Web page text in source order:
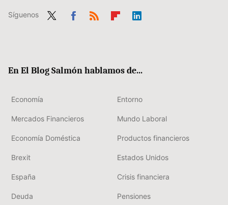
Síguenos
En El Blog Salmón hablamos de...
Economía Entorno
Mercados Financieros Mundo Laboral
Economía Doméstica Productos financieros
Brexit Estados Unidos
España Crisis financiera
Deuda Pensiones